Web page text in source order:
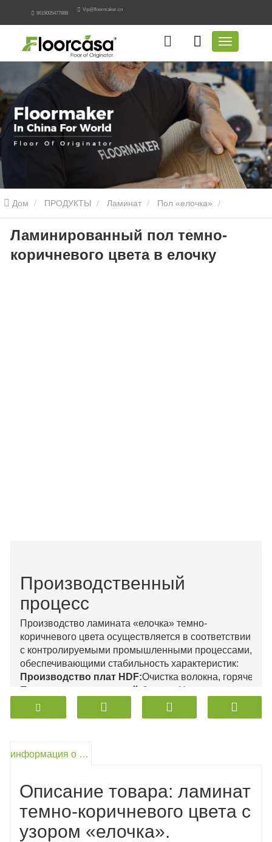
8619005477888
Vip@floormaker.cn
Дом ПРОДУКТЫ Ламинат Пол «елочка»
Ламинированный пол темно-коричневого цвета в елочку
Ламинированный пол темно-
коричневого цвета в елочку
Производственный
процесс
Производство ламината «елочка» темно-
коричневого цвета осуществляется в соответствии
с контролируемыми промышленными процессами,
обеспечивающими стабильность характеристик:
Производство плат HDF:Очистка волокна, горячее
Пропитка декоративной бумаги: Насыщение
Горячее ламинирование:
Прессование под высоким
Охлаждение и стабилизация:Снятие объемного
Отделка поверхности:
информация о продукте
Описание товара: ламинат
темно-коричневого цвета с
узором «елочка».